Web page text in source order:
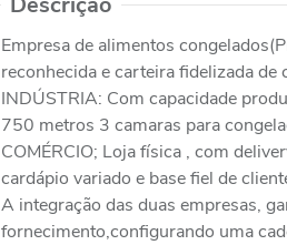
Empresa de alimentos
reconhecida e carteira fidelizada de
INDÚSTRIA: Com capacidade
750 metros 3 camaras para
COMÉRCIO; Loja física , com
cardápio variado e base fiel de
A integração das duas empresas,
fornecimento,configurando uma